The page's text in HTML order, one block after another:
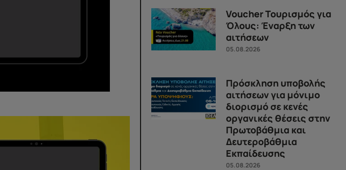
Voucher Τουρισμός για
Όλους: Έναρξη των
αιτήσεων
05.08.2026
Πρόσκληση υποβολής
αιτήσεων για μόνιμο
διορισμό σε κενές
οργανικές θέσεις στην
Πρωτοβάθμια και
Δευτεροβάθμια
Εκπαίδευσης
05.08.2026